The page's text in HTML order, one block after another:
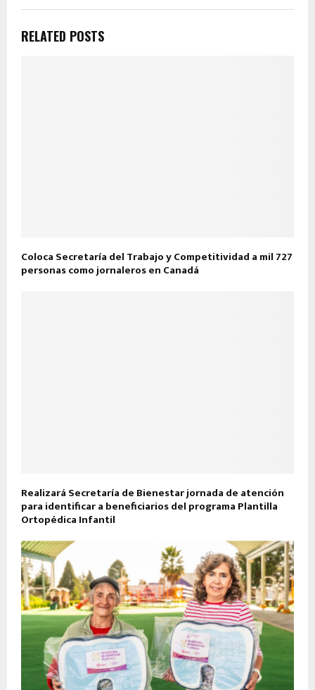
RELATED POSTS
Coloca Secretaría del Trabajo y Competitividad a mil 727
personas como jornaleros en Canadá
Realizará Secretaría de Bienestar jornada de atención
para identificar a beneficiarios del programa Plantilla
Ortopédica Infantil